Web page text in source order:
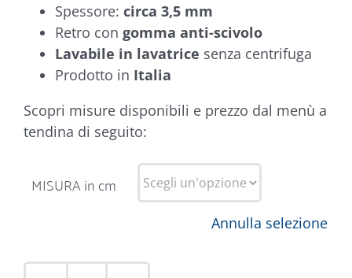
Spessore: circa 3,5 mm
Retro con gomma anti-scivolo
Lavabile in lavatrice senza centrifuga
Prodotto in Italia
Scopri misure disponibili e prezzo dal menù a
tendina di seguito:
MISURA in cm
Annulla selezione